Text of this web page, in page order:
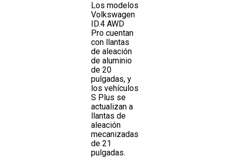
Los modelos
Volkswagen
ID.4 AWD
Pro cuentan
con llantas
de aleación
de aluminio
de 20
pulgadas, y
los vehículos
S Plus se
actualizan a
llantas de
aleación
mecanizadas
de 21
pulgadas.